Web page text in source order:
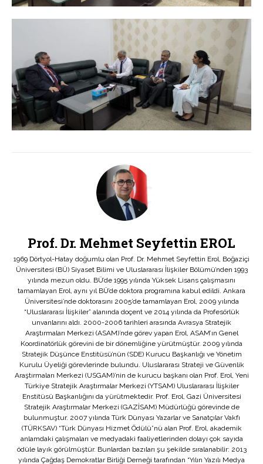
Prof. Dr. Mehmet Seyfettin EROL
1969 Dörtyol-Hatay doğumlu olan Prof. Dr. Mehmet Seyfettin Erol, Boğaziçi
Üniversitesi (BÜ) Siyaset Bilimi ve Uluslararası İlişkiler Bölümü’nden 1993
yılında mezun oldu. BÜ’de 1995 yılında Yüksek Lisans çalışmasını
tamamlayan Erol, aynı yıl BÜ’de doktora programına kabul edildi. Ankara
Üniversitesi’nde doktorasını 2005’de tamamlayan Erol, 2009 yılında
“Uluslararası İlişkiler” alanında doçent ve 2014 yılında da Profesörlük
unvanlarını aldı. 2000-2006 tarihleri arasında Avrasya Stratejik
Araştırmaları Merkezi (ASAM)’nde görev yapan Erol, ASAM’ın Genel
Koordinatörlük görevini de bir dönemliğine yürütmüştür. 2009 yılında
Stratejik Düşünce Enstitüsü’nün (SDE) Kurucu Başkanlığı ve Yönetim
Kurulu Üyeliği görevlerinde bulundu. Uluslararası Strateji ve Güvenlik
Araştırmaları Merkezi (USGAM)’nin de kurucu başkanı olan Prof. Erol, Yeni
Türkiye Stratejik Araştırmalar Merkezi (YTSAM) Uluslararası İlişkiler
Enstitüsü Başkanlığını da yürütmektedir. Prof. Erol, Gazi Üniversitesi
Stratejik Araştırmalar Merkezi (GAZİSAM) Müdürlüğü görevinde de
bulunmuştur. 2007 yılında Türk Dünyası Yazarlar ve Sanatçılar Vakfı
(TÜRKSAV) “Türk Dünyası Hizmet Ödülü”nü alan Prof. Erol, akademik
anlamdaki çalışmaları ve medyadaki faaliyetlerinden dolayı çok sayıda
ödüle layık görülmüştür. Bunlardan bazıları şu şekilde sıralanabilir: 2013
yılında Çağdaş Demokratlar Birliği Derneği tarafından “Yılın Yazılı Medya